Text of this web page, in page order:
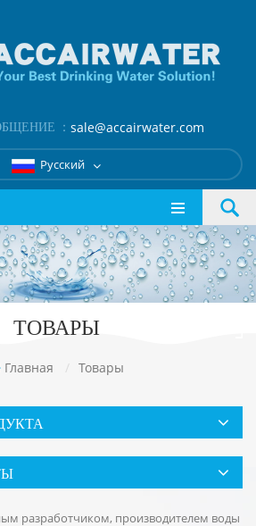
： sale@accairwater.com
Русский
ТОВАРЫ
Главная / Товары
разработчиком, производителем воды